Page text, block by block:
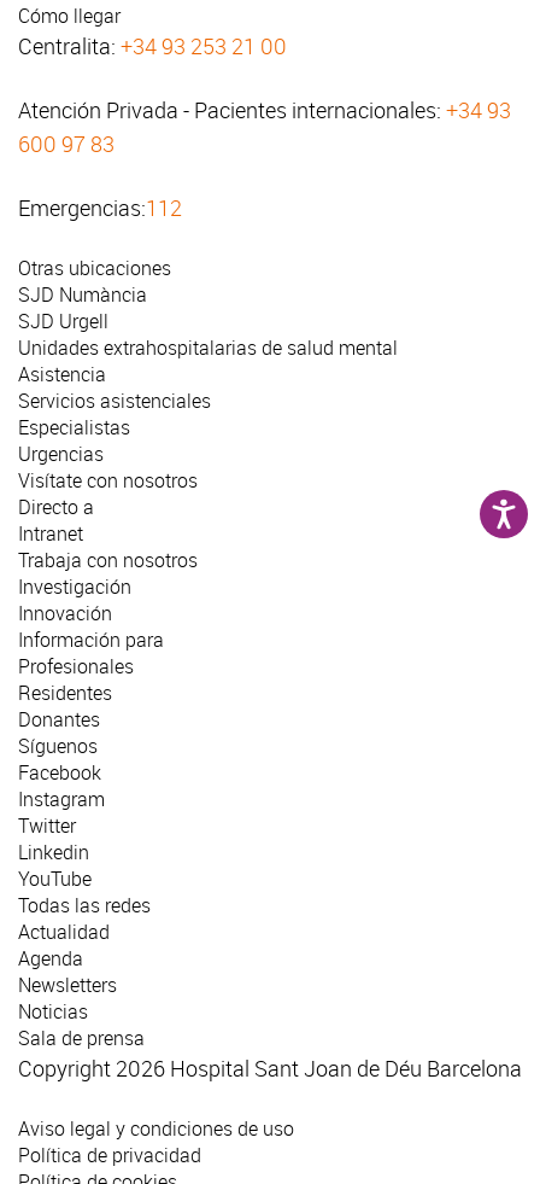
Cómo llegar
Centralita: +34 93 253 21 00
Atención Privada - Pacientes internacionales: +34 93
600 97 83
Emergencias:112
Otras ubicaciones
SJD Numància
SJD Urgell
Unidades extrahospitalarias de salud mental
Asistencia
Servicios asistenciales
Especialistas
Urgencias
Visítate con nosotros
Directo a
Intranet
Trabaja con nosotros
Investigación
Innovación
Información para
Profesionales
Residentes
Donantes
Síguenos
Facebook
Instagram
Twitter
Linkedin
YouTube
Todas las redes
Actualidad
Agenda
Newsletters
Noticias
Sala de prensa
Copyright 2026 Hospital Sant Joan de Déu Barcelona
Aviso legal y condiciones de uso
Política de privacidad